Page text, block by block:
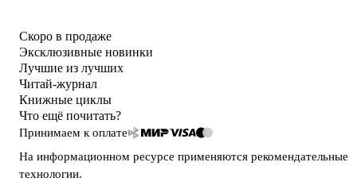
Скоро в продаже
Эксклюзивные новинки
Лучшие из лучших
Читай-журнал
Книжные циклы
Что ещё почитать?
Принимаем к оплате
На информационном ресурсе применяются рекомендательные
технологии.